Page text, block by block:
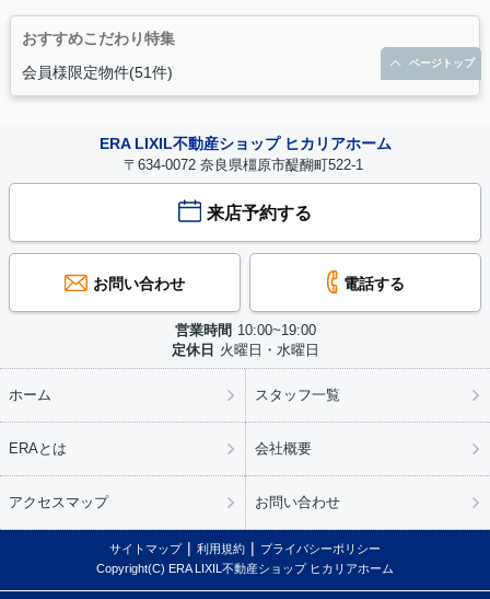
おすすめこだわり特集
会員様限定物件(51件)
ERA LIXIL不動産ショップ ヒカリアホーム
〒634-0072 奈良県橿原市醍醐町522-1
来店予約する
お問い合わせ 電話する
営業時間 10:00~19:00
定休日 火曜日・水曜日
ホーム スタッフ一覧
ERAとは 会社概要
アクセスマップ お問い合わせ
サイトマップ 利用規約
プライバシーポリシー
Copyright(C) ERA LIXIL不動産ショップ ヒカリアホーム
ページトップ